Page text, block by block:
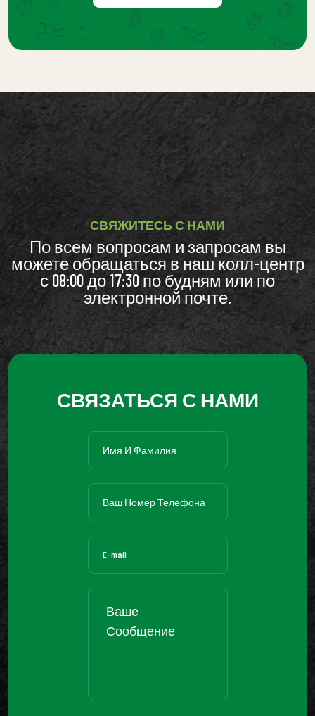
СВЯЖИТЕСЬ С НАМИ
По всем вопросам и запросам вы
можете обращаться в наш колл-центр
с 08:00 до 17:30 по будням или по
электронной почте.
СВЯЗАТЬСЯ С НАМИ